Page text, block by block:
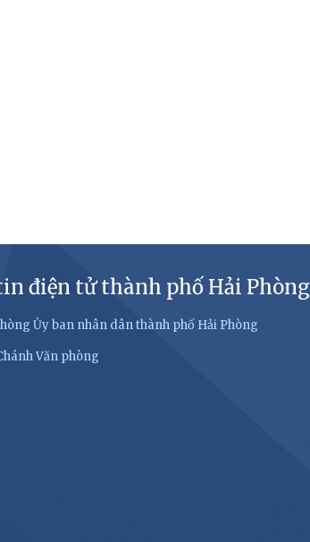
điện tử thành phố Hải Phòng
Ủy ban nhân dân thành phố Hải Phòng
Văn phòng